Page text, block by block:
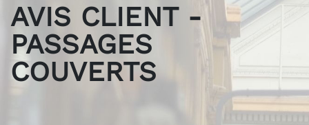
AVIS CLIENT -
PASSAGES
COUVERTS